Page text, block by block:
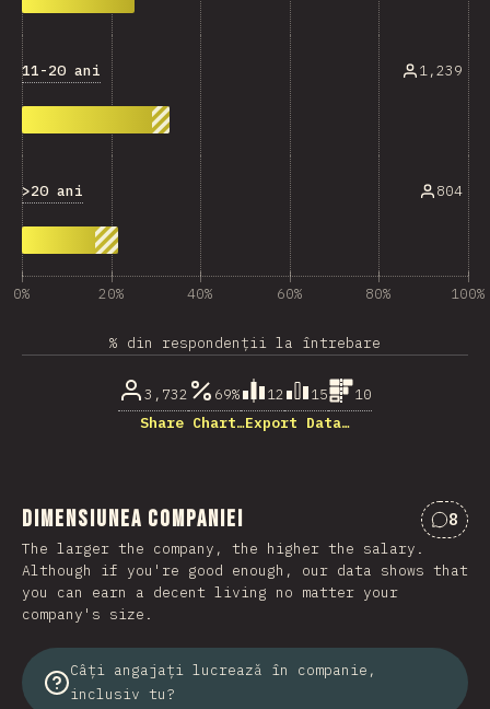
11-20 ani 1,239
>20 ani 804
0% 20% 40% 60% 80% 100%
% din respondenții la întrebare
3,732 69% 12 15
10
Share Chart…Export Data…
Dimensiunea companiei 8
The larger the company, the higher the salary.
Although if you're good enough, our data shows that
you can earn a decent living no matter your
company's size.
Câți angajați lucrează în companie,
inclusiv tu?